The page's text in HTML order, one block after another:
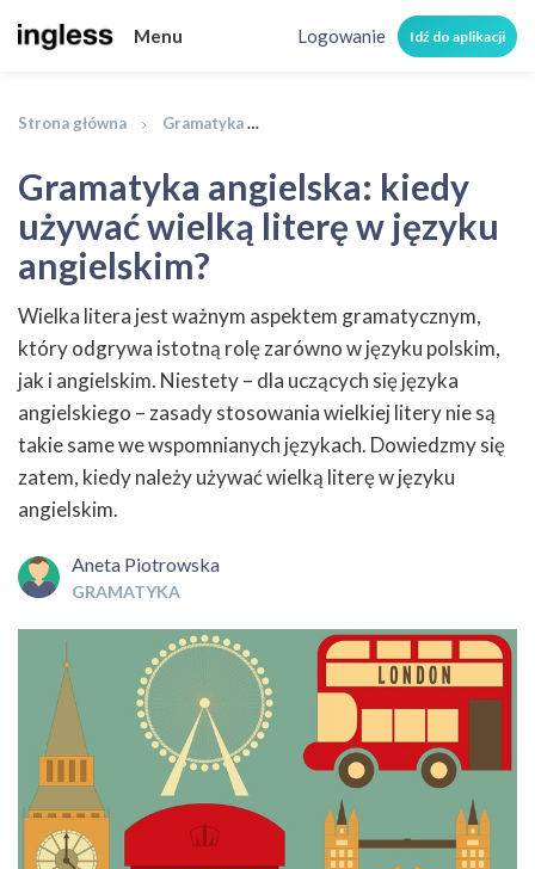
Menu Logowanie Idź do aplikacji
Strona główna Gramatyka
Gramatyka angielska: kiedy
używać wielką literę w języku
angielskim?
Wielka litera jest ważnym aspektem gramatycznym,
który odgrywa istotną rolę zarówno w języku polskim,
jak i angielskim. Niestety – dla uczących się języka
angielskiego – zasady stosowania wielkiej litery nie są
takie same we wspomnianych językach. Dowiedzmy się
zatem, kiedy należy używać wielką literę w języku
angielskim.
Aneta Piotrowska
GRAMATYKA